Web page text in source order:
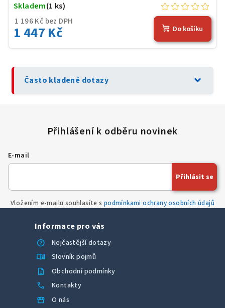
1 196 Kč bez DPH
1 447 Kč
Skladem(1 ks)
Do košíku
Často kladené dotazy expand_more
E-mail
Vložením e-mailu souhlasíte s podmínkami ochrany osobních údajů
Přihlásit se
Informace pro vás
help
Nejčastější dotazy
menu_book Slovník pojmů
description Obchodní podmínky
call Kontakty
storefront O nás